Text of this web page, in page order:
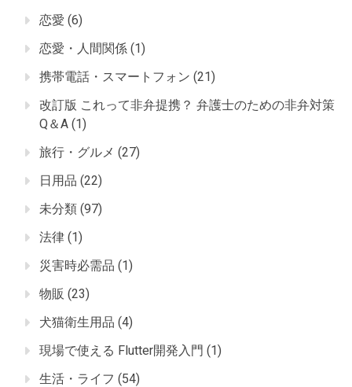
恋愛 (6)
恋愛・人間関係 (1)
携帯電話・スマートフォン (21)
改訂版 これって非弁提携？ 弁護士のための非弁対策
Q＆A (1)
旅行・グルメ (27)
日用品 (22)
未分類 (97)
法律 (1)
災害時必需品 (1)
物販 (23)
犬猫衛生用品 (4)
現場で使える Flutter開発入門 (1)
生活・ライフ (54)